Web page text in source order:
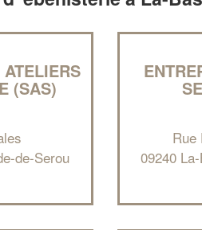
(SAS)
de-Serou
Rue
09240